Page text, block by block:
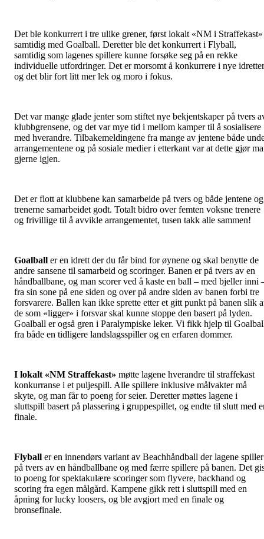
Det ble konkurrert i tre ulike grener, først lokalt «NM i Straffekast»
samtidig med Goalball. Deretter ble det konkurrert i Flyball,
samtidig som lagenes spillere kunne forsøke seg på en rekke
individuelle utfordringer. Det er morsomt å konkurrere i nye idretter
og det blir fort litt mer lek og moro i fokus.
Det var mange glade jenter som stiftet nye bekjentskaper på tvers
klubbgrensene, og det var mye tid i mellom kamper til å sosialisere
med hverandre. Tilbakemeldingene fra mange av jentene både
arrangementene og på sosiale medier i etterkant var at dette gjør
gjerne igjen.
Det er flott at klubbene kan samarbeide på tvers og både jentene og
trenerne samarbeidet godt. Totalt bidro over femten voksne trenere
og frivillige til å avvikle arrangementet, tusen takk alle sammen!
Goalball er en idrett der du får bind for øynene og skal benytte de
andre sansene til samarbeid og scoringer. Banen er på tvers av en
håndballbane, og man scorer ved å kaste en ball – med bjeller inni
fra sin sone på ene siden og over på andre siden av banen forbi tre
forsvarere. Ballen kan ikke sprette etter et gitt punkt på banen slik
de som «ligger» i forsvar skal kunne stoppe den basert på lyden.
Goalball er også gren i Paralympiske leker. Vi fikk hjelp til
fra både en tidligere landslagsspiller og en erfaren dommer.
I lokalt «NM Straffekast» møtte lagene hverandre til straffekast
konkurranse i et puljespill. Alle spillere inklusive målvakter må
skyte, og man får to poeng for seier. Deretter møttes lagene i
sluttspill basert på plassering i gruppespillet, og endte til slutt med
finale.
Flyball er en innendørs variant av Beachhåndball der lagene spiller
på tvers av en håndballbane og med færre spillere på banen. Det
to poeng for spektakulære scoringer som flyvere, backhand og
scoring fra egen målgård. Kampene gikk rett i sluttspill med en
åpning for lucky loosers, og ble avgjort med en finale og
bronsefinale.